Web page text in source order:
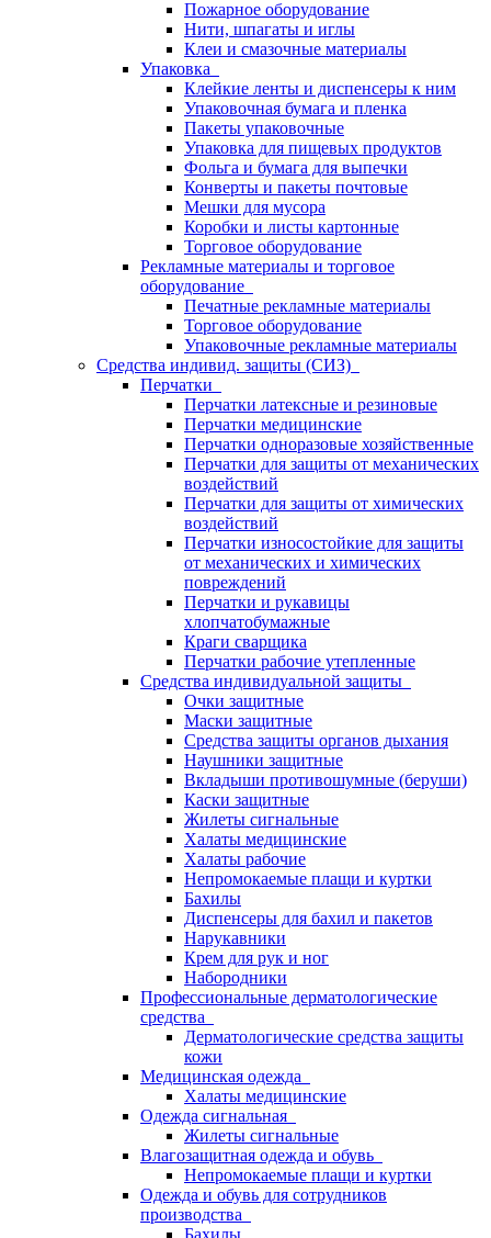
Пожарное оборудование
Нити, шпагаты и иглы
Клеи и смазочные материалы
Упаковка
Клейкие ленты и диспенсеры к ним
Упаковочная бумага и пленка
Пакеты упаковочные
Упаковка для пищевых продуктов
Фольга и бумага для выпечки
Конверты и пакеты почтовые
Мешки для мусора
Коробки и листы картонные
Торговое оборудование
Рекламные материалы и торговое
оборудование
Печатные рекламные материалы
Торговое оборудование
Упаковочные рекламные материалы
Средства индивид. защиты (СИЗ)
Перчатки
Перчатки латексные и резиновые
Перчатки медицинские
Перчатки одноразовые хозяйственные
Перчатки для защиты от механических
воздействий
Перчатки для защиты от химических
воздействий
Перчатки износостойкие для защиты
от механических и химических
повреждений
Перчатки и рукавицы
хлопчатобумажные
Краги сварщика
Перчатки рабочие утепленные
Средства индивидуальной защиты
Очки защитные
Маски защитные
Средства защиты органов дыхания
Наушники защитные
Вкладыши противошумные (беруши)
Каски защитные
Жилеты сигнальные
Халаты медицинские
Халаты рабочие
Непромокаемые плащи и куртки
Бахилы
Диспенсеры для бахил и пакетов
Нарукавники
Крем для рук и ног
Набородники
Профессиональные дерматологические
средства
Дерматологические средства защиты
кожи
Медицинская одежда
Халаты медицинские
Одежда сигнальная
Жилеты сигнальные
Влагозащитная одежда и обувь
Непромокаемые плащи и куртки
Одежда и обувь для сотрудников
производства
Бахилы